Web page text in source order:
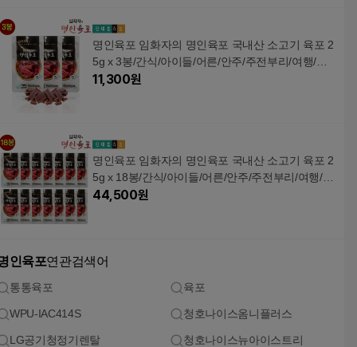
명인육포 임화자의 명인육포 국내산 소고기 육포 2
5g x 3봉/간식/아이들/어른/안주/주전부리/여행/선
물
11,300원
명인육포 임화자의 명인육포 국내산 소고기 육포 2
5g x 18봉/간식/아이들/어른/안주/주전부리/여행/선
물
44,500원
인육포연관검색어
통통육포 육포
WPU-IAC414S 청호나이스옴니플러스
LG공기청정기렌탈 청호나이스뉴아이스트리